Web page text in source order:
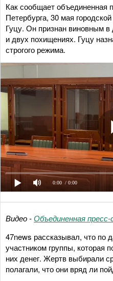
Как сообщает объединенная
Петербурга, 30 мая
Гуцу. Он признан виновным в
и двух похищениях. Гуцу
строгого режима.
0:00 / 0:00
Видео -Объединенная
47news рассказывал, что по
участником группы, которая
них денег. Жертв выбирали
полагали, что они вряд ли